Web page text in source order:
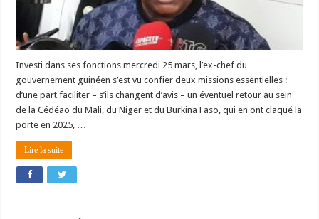
Investi dans ses fonctions mercredi 25 mars, l’ex-chef du
gouvernement guinéen s’est vu confier deux missions essentielles :
d’une part faciliter – s’ils changent d’avis – un éventuel retour au sein
de la Cédéao du Mali, du Niger et du Burkina Faso, qui en ont claqué la
porte en 2025, …
Lire la suite